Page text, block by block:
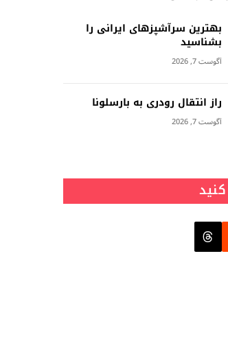
بهترین سرآشپزهای ایرانی را
بشناسید
آگوست 7, 2026
راز انتقال رودری به بارسلونا
آگوست 7, 2026